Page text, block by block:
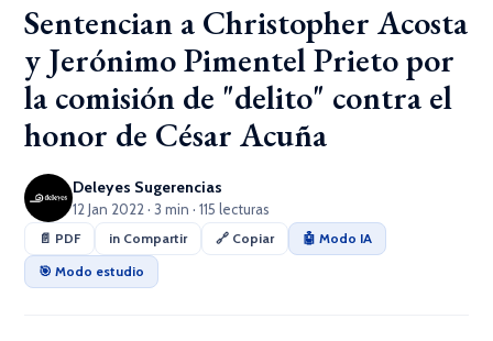
Sentencian a Christopher Acosta
y Jerónimo Pimentel Prieto por
la comisión de "delito" contra el
honor de César Acuña
Deleyes Sugerencias
12 Jan 2022 · 3 min · 115 lecturas
📄 PDF in Compartir 🔗 Copiar
🤖 Modo IA
🎯 Modo estudio